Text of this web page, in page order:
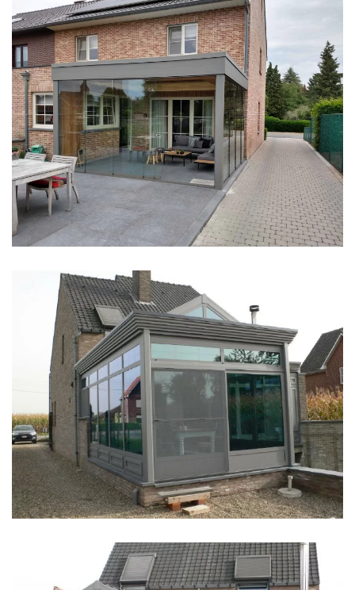
klik voor slideshow
klik voor slideshow